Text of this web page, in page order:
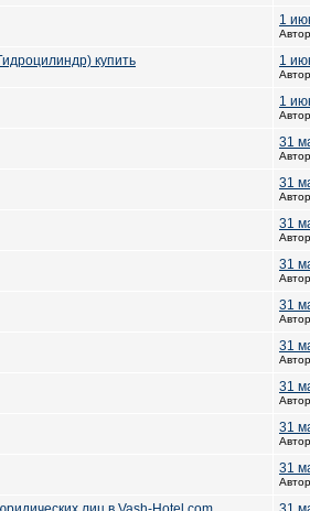
1
купить 1
1
31
31
31
31
31
31
31
31
31